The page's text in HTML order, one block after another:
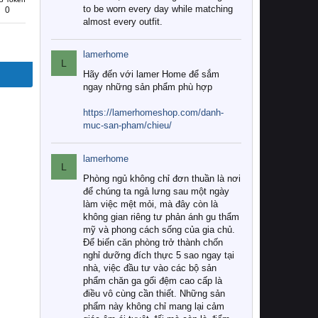
0
to be worn every day while matching
almost every outfit.
L
lamerhome
Hãy đến với lamer Home để sắm
ngay những sản phẩm phù hợp
https://lamerhomeshop.com/danh-
muc-san-pham/chieu/
L
lamerhome
Phòng ngủ không chỉ đơn thuần là nơi
để chúng ta ngả lưng sau một ngày
làm việc mệt mỏi, mà đây còn là
không gian riêng tư phản ánh gu thẩm
mỹ và phong cách sống của gia chủ.
Để biến căn phòng trở thành chốn
nghỉ dưỡng đích thực 5 sao ngay tại
nhà, việc đầu tư vào các bộ sản
phẩm chăn ga gối đệm cao cấp là
điều vô cùng cần thiết. Những sản
phẩm này không chỉ mang lại cảm